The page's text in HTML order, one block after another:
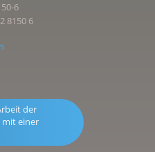
6
8150 6
der
mit einer